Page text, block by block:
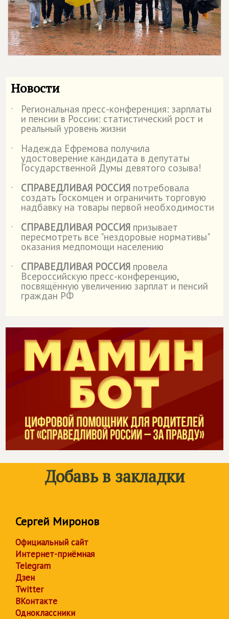
Новости
˙ Региональная пресс-конференция: зарплаты
и пенсии в России: статистический рост и
реальный уровень жизни
˙
Надежда Ефремова получила
удостоверение кандидата в депутаты
Государственной Думы девятого созыва!
˙
СПРАВЕДЛИВАЯ РОССИЯ потребовала
создать Госкомцен и ограничить торговую
надбавку на товары первой необходимости
˙
СПРАВЕДЛИВАЯ РОССИЯ призывает
пересмотреть все "нездоровые нормативы"
оказания медпомощи населению
˙
СПРАВЕДЛИВАЯ РОССИЯ провела
Всероссийскую пресс-конференцию,
посвящённую увеличению зарплат и пенсий
граждан РФ
Добавь в закладки
Сергей Миронов
Официальный сайт
Интернет-приёмная
Telegram
Дзен
Twitter
ВКонтакте
Одноклассники